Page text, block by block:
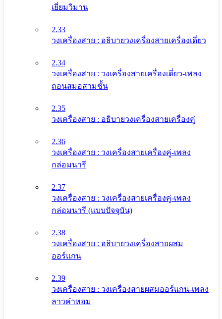
เยี่ยมวิมาน
2.33
วงเครื่องสาย : อธิบายวงเครื่องสายเครื่องเดี่ยว
2.34
วงเครื่องสาย : วงเครื่องสายเครื่องเดี่ยว-เพลง
ถอนสมอสามชั้น
2.35
วงเครื่องสาย : อธิบายวงเครื่องสายเครื่องคู่
2.36
วงเครื่องสาย : วงเครื่องสายเครื่องคู่-เพลง
กล่อมนารี
2.37
วงเครื่องสาย : วงเครื่องสายเครื่องคู่-เพลง
กล่อมนารี (แบบปัจจุบัน)
2.38
วงเครื่องสาย : อธิบายวงเครื่องสายผสม
ออร์แกน
2.39
วงเครื่องสาย : วงเครื่องสายผสมออร์แกน-เพลง
ลาวคำหอม